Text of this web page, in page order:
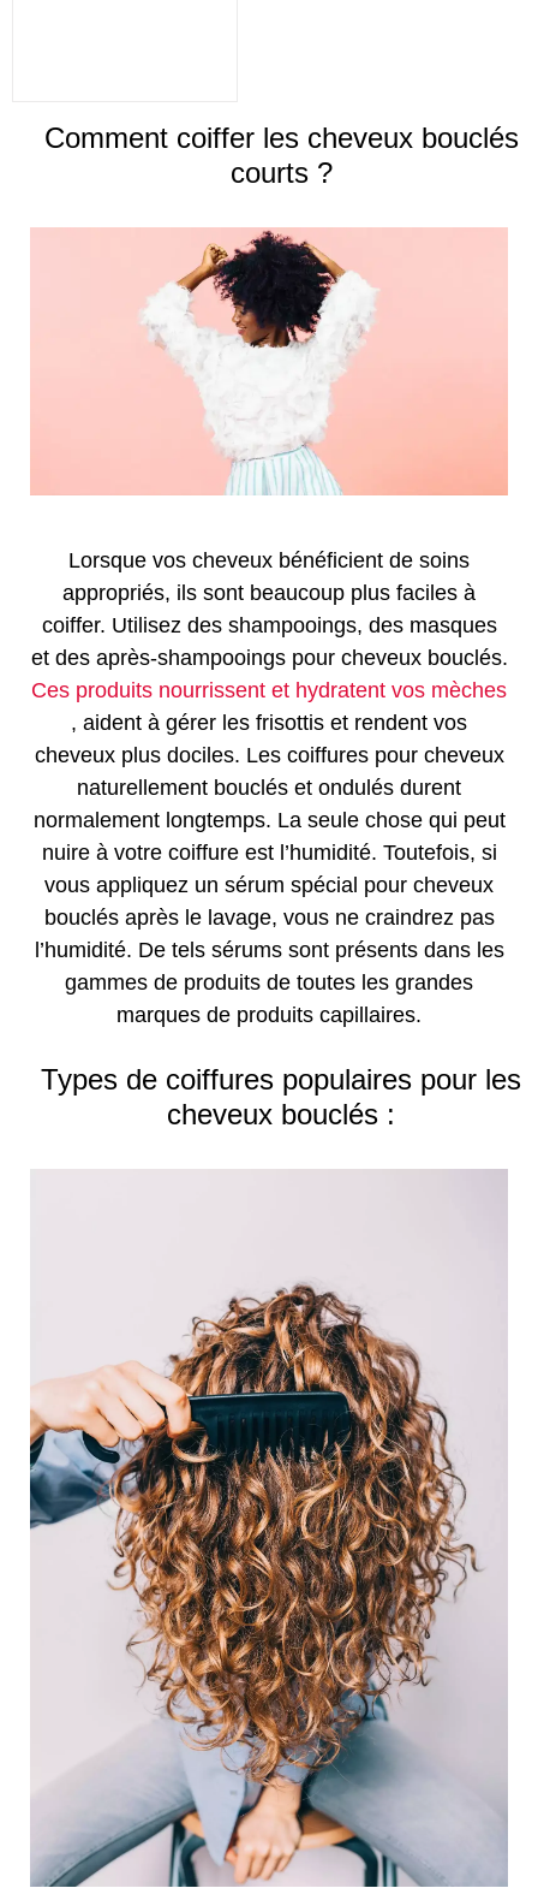
Comment coiffer les cheveux bouclés
courts ?
Lorsque vos cheveux bénéficient de soins
appropriés, ils sont beaucoup plus faciles à
coiffer. Utilisez des shampooings, des masques
et des après-shampooings pour cheveux bouclés.
Ces produits nourrissent et hydratent vos mèches
, aident à gérer les frisottis et rendent vos
cheveux plus dociles. Les coiffures pour cheveux
naturellement bouclés et ondulés durent
normalement longtemps. La seule chose qui peut
nuire à votre coiffure est l’humidité. Toutefois, si
vous appliquez un sérum spécial pour cheveux
bouclés après le lavage, vous ne craindrez pas
l’humidité. De tels sérums sont présents dans les
gammes de produits de toutes les grandes
marques de produits capillaires.
Types de coiffures populaires pour les
cheveux bouclés :